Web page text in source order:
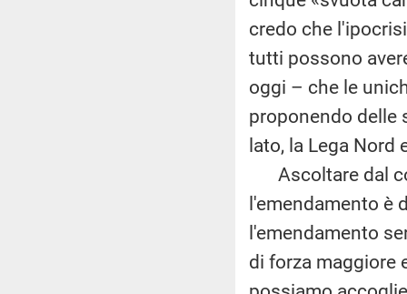
credo che
tutti possono
oggi – che le
proponendo delle
lato, la Lega Nord
Ascoltare dal
l'emendamento è
l'emendamento
di forza maggiore